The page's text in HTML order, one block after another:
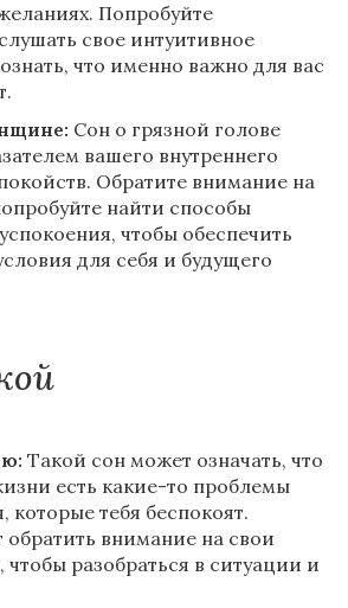
Попробуйте
свое интуитивное
что именно важно для вас
Сон о грязной голове
вашего внутреннего
Обратите внимание на
найти способы
чтобы обеспечить
для себя и будущего
Такой сон может означать, что
есть какие-то проблемы
которые тебя беспокоят.
внимание на свои
чтобы разобраться в ситуации и